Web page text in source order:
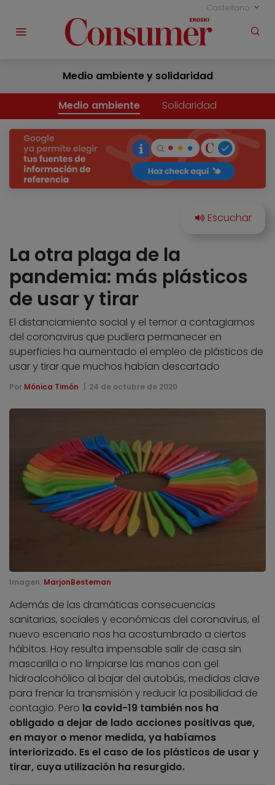
Castellano
Medio ambiente y solidaridad
Medio ambiente Solidaridad
La otra plaga de la
pandemia: más plásticos
de usar y tirar
El distanciamiento social y el temor a contagiarnos
del coronavirus que pudiera permanecer en
superficies ha aumentado el empleo de plásticos de
usar y tirar que muchos habían descartado
Por Mónica Timón 24 de octubre de 2020
Imagen: MarjonBesteman
Además de las dramáticas consecuencias
sanitarias, sociales y económicas del coronavirus, el
nuevo escenario nos ha acostumbrado a ciertos
hábitos. Hoy resulta impensable salir de casa sin
mascarilla o no limpiarse las manos con gel
hidroalcohólico al bajar del autobús, medidas clave
para frenar la transmisión y reducir la posibilidad de
contagio. Pero la covid-19 también nos ha
obligado a dejar de lado acciones positivas que,
en mayor o menor medida, ya habíamos
interiorizado. Es el caso de los plásticos de usar y
tirar, cuya utilización ha resurgido.